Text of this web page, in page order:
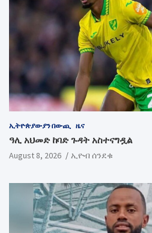
ኢትዮጵያውያን በውጪ ዜና
ዓሊ አህመድ ከባድ ጉዳት አስተናግዷል
August 8, 2026 ኢዮብ ሰንደቁ